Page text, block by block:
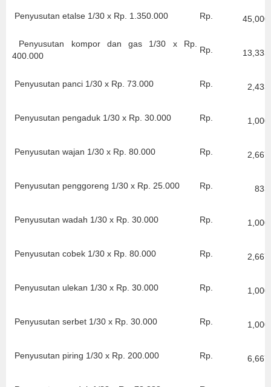
Penyusutan etalse 1/30 x Rp. 1.350.000 Rp. 45,000
Penyusutan kompor dan gas 1/30 x Rp.
400.000
Rp. 13,333
Penyusutan panci 1/30 x Rp. 73.000 Rp. 2,433
Penyusutan pengaduk 1/30 x Rp. 30.000 Rp. 1,000
Penyusutan wajan 1/30 x Rp. 80.000 Rp. 2,667
Penyusutan penggoreng 1/30 x Rp. 25.000 Rp. 833
Penyusutan wadah 1/30 x Rp. 30.000 Rp. 1,000
Penyusutan cobek 1/30 x Rp. 80.000 Rp. 2,667
Penyusutan ulekan 1/30 x Rp. 30.000 Rp. 1,000
Penyusutan serbet 1/30 x Rp. 30.000 Rp. 1,000
Penyusutan piring 1/30 x Rp. 200.000 Rp. 6,667